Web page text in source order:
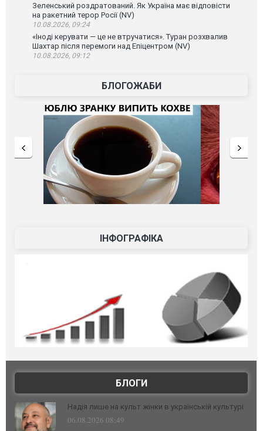
Зеленський роздратований. Як Україна має відповісти
на ракетний терор Росії (NV)
10.08.2026, 09:24
«Іноді керувати — це не втручатися». Туран розхвалив
Шахтар після перемоги над Епіцентром (NV)
10.08.2026, 09:12
БЛОГОЖАБИ
ІНФОГРАФІКА
БЛОГИ
Надія лише на культ жінки в українській культурі
06.08.2026 08:49